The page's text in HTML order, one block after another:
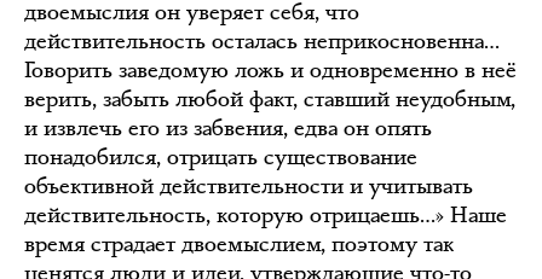
двоемыслия он уверяет себя, что
действительность осталась неприкосновенна…
Говорить заведомую ложь и одновременно в неё
верить, забыть любой факт, ставший неудобным,
и извлечь его из забвения, едва он опять
понадобился, отрицать существование
объективной действительности и учитывать
действительность, которую отрицаешь…» Наше
время страдает двоемыслием, поэтому так
ценятся люди и идеи, утверждающие что-то